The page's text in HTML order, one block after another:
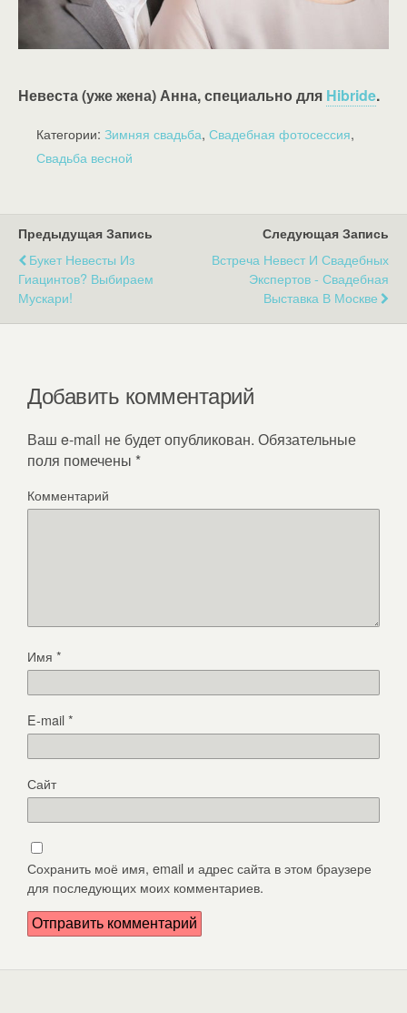
Невеста (уже жена) Анна, специально для Hibride.
Категории: Зимняя свадьба, Свадебная фотосессия,
Свадьба весной
Предыдущая Запись
Букет Невесты Из
Гиацинтов? Выбираем
Мускари!
Следующая Запись
Встреча Невест И Свадебных
Экспертов - Свадебная
Выставка В Москве
Добавить комментарий
Ваш e-mail не будет опубликован. Обязательные
поля помечены *
Комментарий
Имя *
E-mail*
Сайт
Сохранить моё имя, email и адрес сайта в этом браузере
для последующих моих комментариев.